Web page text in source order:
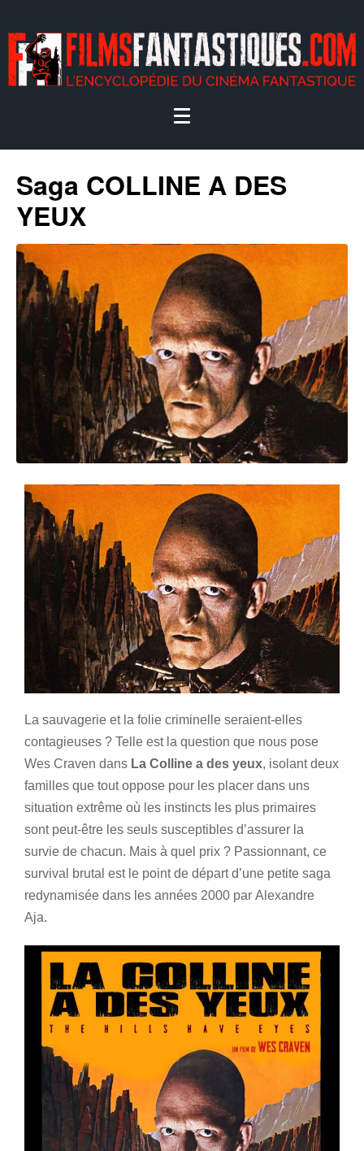
Saga COLLINE A DES
YEUX
La sauvagerie et la folie criminelle seraient-elles
contagieuses ? Telle est la question que nous pose
Wes Craven dans La Colline a des yeux, isolant deux
familles que tout oppose pour les placer dans uns
situation extrême où les instincts les plus primaires
sont peut-être les seuls susceptibles d’assurer la
survie de chacun. Mais à quel prix ? Passionnant, ce
survival brutal est le point de départ d’une petite saga
redynamisée dans les années 2000 par Alexandre
Aja.